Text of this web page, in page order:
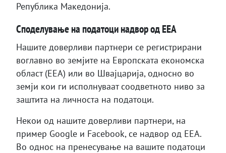
Република Македонија.
Споделување на податоци надвор од ЕЕА
Нашите доверливи партнери се регистрирани
воглавно во земјите на Европската економска
област (ЕЕА) или во Швајцарија, односно во
земји кои ги исполнуваат соодветното ниво за
заштита на личноста на податоци.
Некои од нашите доверливи партнери, на
пример Google и Facebook, се надвор од ЕЕА.
Во однос на пренесување на вашите податоци